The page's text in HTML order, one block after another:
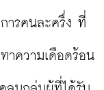
ารคนละครึ่ง ที่
าความเดือดร้อน